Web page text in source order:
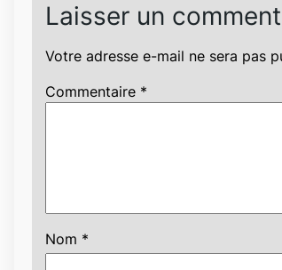
Laisser un
Votre adresse e-mail ne sera pas
Commentaire *
Nom *